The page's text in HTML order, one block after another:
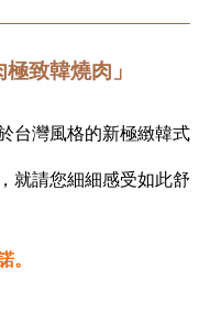
致韓燒肉」
台灣風格的新極緻韓式
就請您細細感受如此舒
。